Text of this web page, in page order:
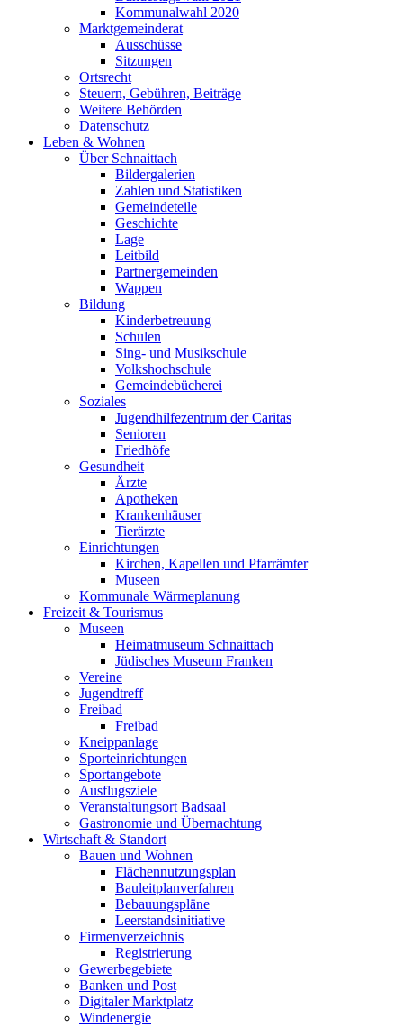
Kommunalwahl 2020
Marktgemeinderat
Ausschüsse
Sitzungen
Ortsrecht
Steuern, Gebühren, Beiträge
Weitere Behörden
Datenschutz
Leben & Wohnen
Über Schnaittach
Bildergalerien
Zahlen und Statistiken
Gemeindeteile
Geschichte
Lage
Leitbild
Partnergemeinden
Wappen
Bildung
Kinderbetreuung
Schulen
Sing- und Musikschule
Volkshochschule
Gemeindebücherei
Soziales
Jugendhilfezentrum der Caritas
Senioren
Friedhöfe
Gesundheit
Ärzte
Apotheken
Krankenhäuser
Tierärzte
Einrichtungen
Kirchen, Kapellen und Pfarrämter
Museen
Kommunale Wärmeplanung
Freizeit & Tourismus
Museen
Heimatmuseum Schnaittach
Jüdisches Museum Franken
Vereine
Jugendtreff
Freibad
Freibad
Kneippanlage
Sporteinrichtungen
Sportangebote
Ausflugsziele
Veranstaltungsort Badsaal
Gastronomie und Übernachtung
Wirtschaft & Standort
Bauen und Wohnen
Flächennutzungsplan
Bauleitplanverfahren
Bebauungspläne
Leerstandsinitiative
Firmenverzeichnis
Registrierung
Gewerbegebiete
Banken und Post
Digitaler Marktplatz
Windenergie